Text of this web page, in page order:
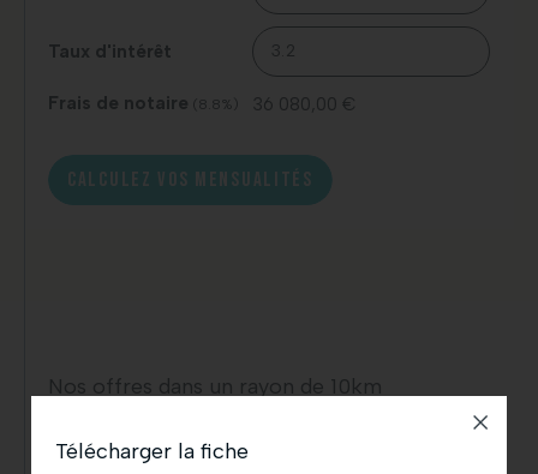
Taux d'intérêt
Frais de notaire (8.8%) 36 080,00 €
CALCULEZ VOS MENSUALITÉS
Nos offres dans un rayon de 10km
Télécharger la fiche